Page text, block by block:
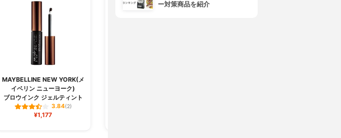
MAYBELLINE NEW YORK(メ
イベリン ニューヨーク)
ブロウインク ジェルティント
3.84(2)
¥1,177
ー対策商品を紹介